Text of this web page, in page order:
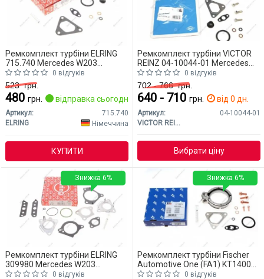
Ремкомплект турбіни ELRING
715.740 Mercedes W203
(CLASS-C)
0 відгуків
523грн.
480 грн. відправка сьогодні
Артикул:
715.740
ELRING
Німеччина
КУПИТИ
Ремкомплект турбіни VICTOR
REINZ 04-10044-01 Mercedes
W203 (CLASS-C)0 відгуків
702 - 766грн.
640 - 710 грн. від 0 дн.
Артикул:
04-10044-01
VICTOR REINZ
Вибрати ціну
Ремкомплект турбіни ELRING
309980 Mercedes W203
(CLASS-C)
0 відгуків
Знижка 6%
Ремкомплект турбіни Fischer
Automotive One (FA1) KT140070
Mercedes W203 (CLASS-C)
0 відгуків
Знижка 6%